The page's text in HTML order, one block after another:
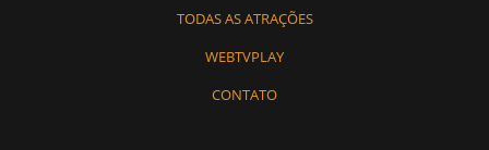
TODAS AS ATRAÇÕES
WEBTVPLAY
CONTATO